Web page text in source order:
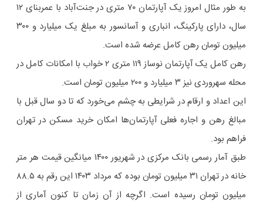
به طور مثال امروز یک آپارتمان ۷۰ متری در جنت‌آباد با عمربنای ۱۲
سال، دارای پارکینگ، انباری و آسانسور به مبلغ یک میلیارد و ۳۰۰
میلیون تومان رهن کامل عرضه شده است.
رهن کامل یک آپارتمان نوساز ۱۱۹ متری ۲ خواب با امکانات کامل در
محله سهروردی نیز ۳ میلیارد و ۲۰۰ میلیون تومان است.
این اعداد و ارقام در شرایطی به چشم می‌خورد که تا دو سال قبل با
مبالغ رهن و اجاره فعلی آپارتمان‌ها امکان خرید مسکن در تهران
فراهم بود.
طبق آمار رسمی بانک مرکزی در شهریور ۱۴۰۰ میانگین قیمت هر متر
خانه در تهران ۳۱ میلیون تومان بوده که مرداد ۱۴۰۳ این رقم به ۸۸.۵
میلیون تومان رسیده است. اگرچه از آن زمان تا کنون آماری از